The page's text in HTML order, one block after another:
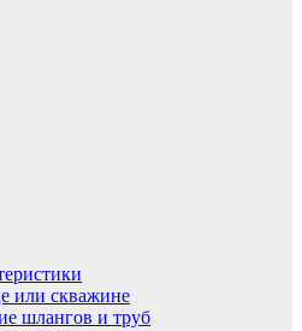
или скважине
шлангов и труб